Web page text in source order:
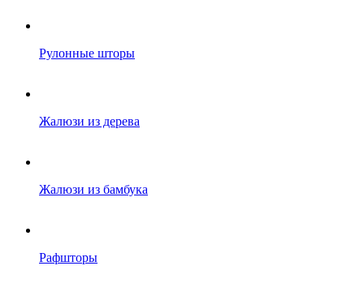
Рулонные шторы
Жалюзи из дерева
Жалюзи из бамбука
Рафшторы